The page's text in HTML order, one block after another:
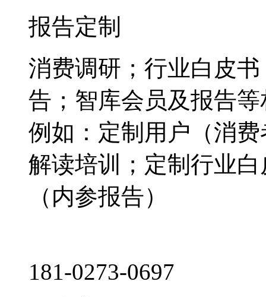
报告定制
消费调研；行业白皮
告；智库会员及报告
例如：定制用户（消
解读培训；定制行业
（内参报告）
181-0273-0697